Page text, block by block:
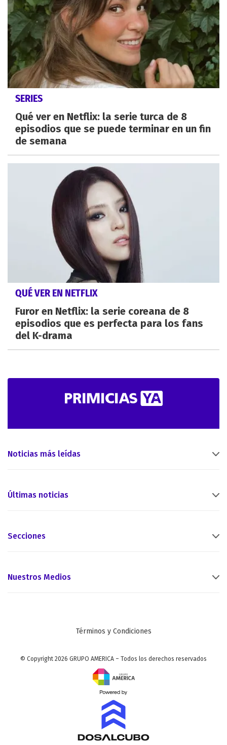
SERIES
Qué ver en Netflix: la serie turca de 8
episodios que se puede terminar en un fin
de semana
QUÉ VER EN NETFLIX
Furor en Netflix: la serie coreana de 8
episodios que es perfecta para los fans
del K-drama
Noticias más leídas
Últimas noticias
Secciones
Nuestros Medios
Términos y Condiciones
© Copyright 2026 GRUPO AMERICA – Todos los derechos reservados